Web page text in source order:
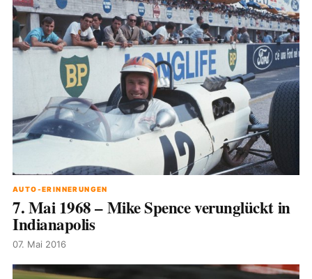
AUTO-ERINNERUNGEN
7. Mai 1968 – Mike Spence verunglückt in
Indianapolis
07. Mai 2016